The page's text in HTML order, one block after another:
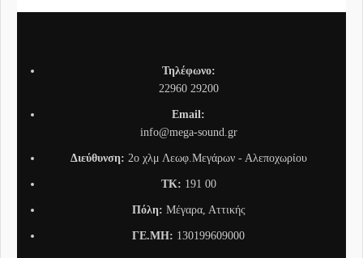
Τηλέφωνο:
22960 29200
Email:
info@mega-sound.gr
Διεύθυνση: 2o χλμ Λεωφ.Μεγάρων - Αλεποχωρίου
TK: 191 00
Πόλη: Μέγαρα, Αττικής
ΓΕ.ΜΗ: 130199609000